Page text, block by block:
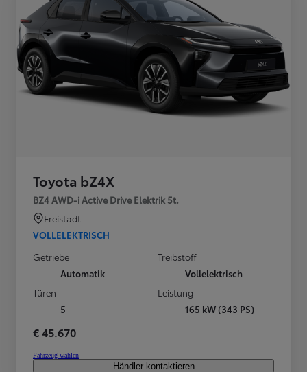
Toyota bZ4X
BZ4 AWD-i Active Drive Elektrik 5t.
Freistadt
VOLLELEKTRISCH
Getriebe
Automatik
Treibstoff
Vollelektrisch
Türen
5
Leistung
165 kW (343 PS)
€ 45.670
Fahrzeug wählen
Händler kontaktieren